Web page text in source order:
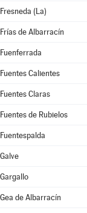
Fresneda (La)
Frías de Albarracín
Fuenferrada
Fuentes Calientes
Fuentes Claras
Fuentes de Rubielos
Fuentespalda
Galve
Gargallo
Gea de Albarracín